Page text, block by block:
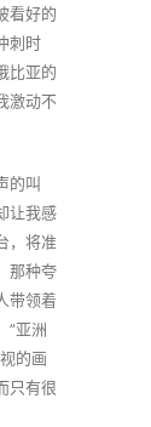
看好的
刺时
比亚的
激动不
的叫
让我感
，将准
那种夸
带领着
“亚洲
的画
只有很